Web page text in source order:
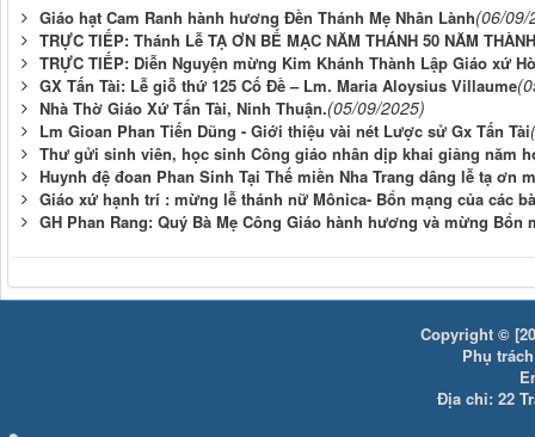
Giáo hạt Cam Ranh hành hương Đền Thánh Mẹ Nhân Lành(06/09/
TRỰC TIẾP: Thánh Lễ TẠ ƠN BẾ MẠC NĂM THÁNH 50 NĂM
TRỰC TIẾP: Diễn Nguyện mừng Kim Khánh Thành Lập Giáo xứ
GX Tấn Tài: Lễ giỗ thứ 125 Cố Đề – Lm. Maria Aloysius Villaume
Nhà Thờ Giáo Xứ Tấn Tài, Ninh Thuận.(05/09/2025)
Lm Gioan Phan Tiến Dũng - Giới thiệu vài nét Lược sử Gx Tấn Tài
Thư gửi sinh viên, học sinh Công giáo nhân dịp khai giảng năm
Huynh đệ đoan Phan Sinh Tại Thế miền Nha Trang dâng lễ tạ ơn
Giáo xứ hạnh trí : mừng lễ thánh nữ Mônica- Bổn mạng của các
GH Phan Rang: Quý Bà Mẹ Công Giáo hành hương và mừng Bổn
Copyright ©
Phụ
Địa chỉ: 22